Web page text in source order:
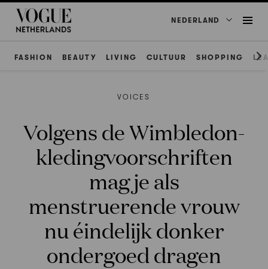
NEDERLAND
FASHION BEAUTY LIVING CULTUUR SHOPPING
VOICES
Volgens de Wimbledon-
kledingvoorschriften
mag je als
menstruerende vrouw
nu éindelijk donker
ondergoed dragen